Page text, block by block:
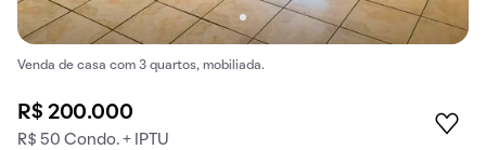
Venda de casa com 3 quartos, mobiliada.
R$ 200.000
R$ 50 Condo. + IPTU